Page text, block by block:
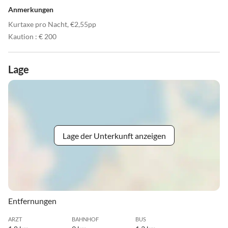
Anmerkungen
Kurtaxe pro Nacht, €2,55pp
Kaution : € 200
Lage
Lage der Unterkunft anzeigen
Entfernungen
ARZT BAHNHOF BUS